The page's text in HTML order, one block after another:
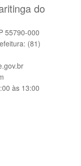
do
55790-000
(81)
às 13:00